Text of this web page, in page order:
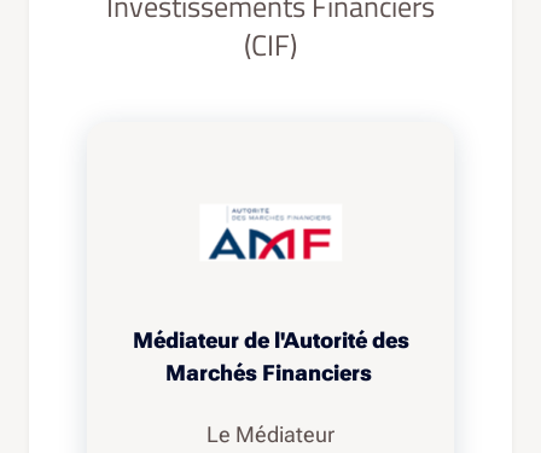
(CIF)
Médiateur de l'Autorité des
Marchés Financiers
Le Médiateur